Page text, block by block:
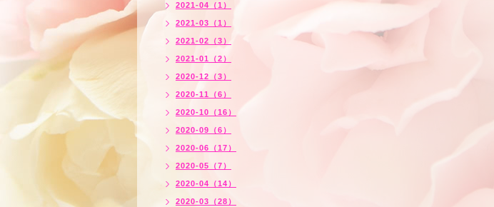
2021-04（1）
2021-03（1）
2021-02（3）
2021-01（2）
2020-12（3）
2020-11（6）
2020-10（16）
2020-09（6）
2020-06（17）
2020-05（7）
2020-04（14）
2020-03（28）